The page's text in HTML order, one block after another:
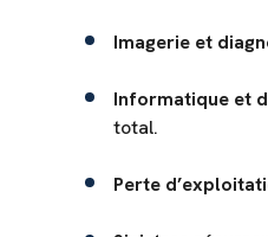
Imagerie et
Informatique et
total.
Perte